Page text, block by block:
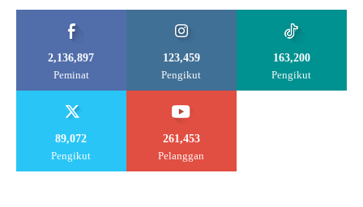
2,136,897
Peminat
123,459
Pengikut
163,200
Pengikut
89,072
Pengikut
261,453
Pelanggan